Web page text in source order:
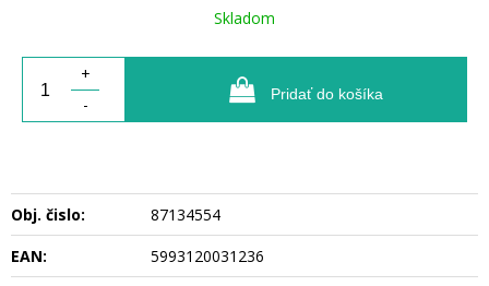
Skladom
+
-
Pridať do košíka
Obj. čislo:
87134554
EAN:
5993120031236